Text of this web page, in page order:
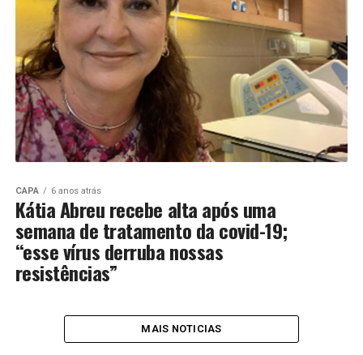
CAPA 6 anos atrás
Kátia Abreu recebe alta após uma
semana de tratamento da covid-19;
“esse vírus derruba nossas
resistências”
MAIS NOTICIAS